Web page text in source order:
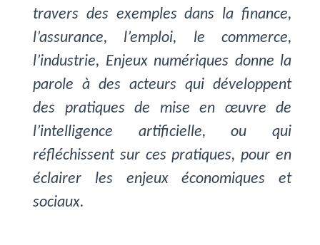
travers des exemples dans la finance,
l’assurance, l’emploi, le commerce,
l’industrie, Enjeux numériques donne la
parole à des acteurs qui développent
des pratiques de mise en œuvre de
l’intelligence artificielle, ou qui
réfléchissent sur ces pratiques, pour en
éclairer les enjeux économiques et
sociaux.